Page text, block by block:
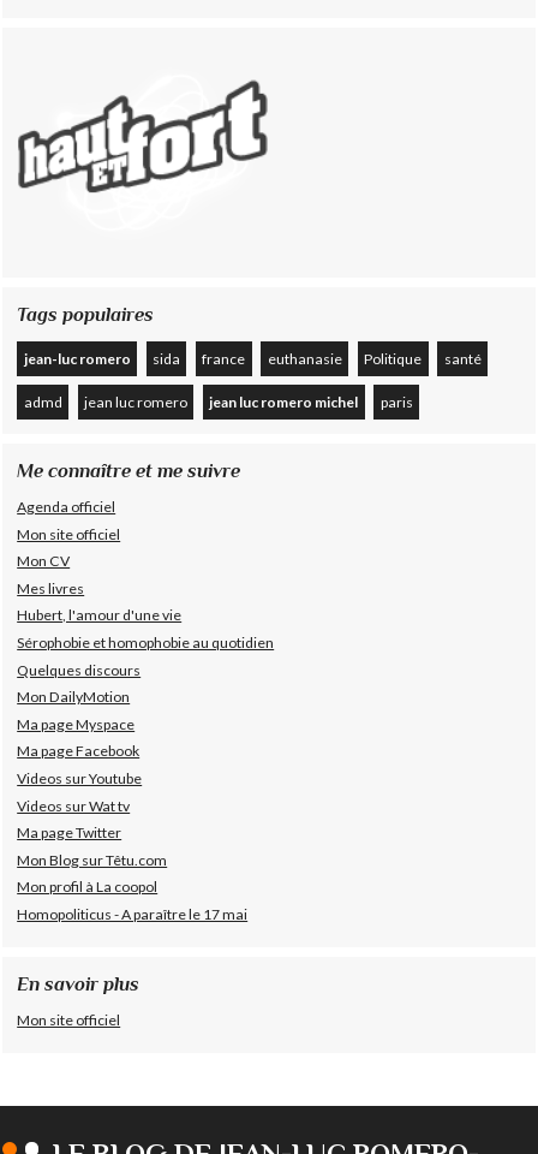
Tags populaires
jean-luc romero sida france euthanasie Politique santé
admd jean luc romero jean luc romero michel paris
Me connaître et me suivre
Agenda officiel
Mon site officiel
Mon CV
Mes livres
Hubert, l'amour d'une vie
Sérophobie et homophobie au quotidien
Quelques discours
Mon DailyMotion
Ma page Myspace
Ma page Facebook
Videos sur Youtube
Videos sur Wat tv
Ma page Twitter
Mon Blog sur Têtu.com
Mon profil à La coopol
Homopoliticus - A paraître le 17 mai
En savoir plus
Mon site officiel